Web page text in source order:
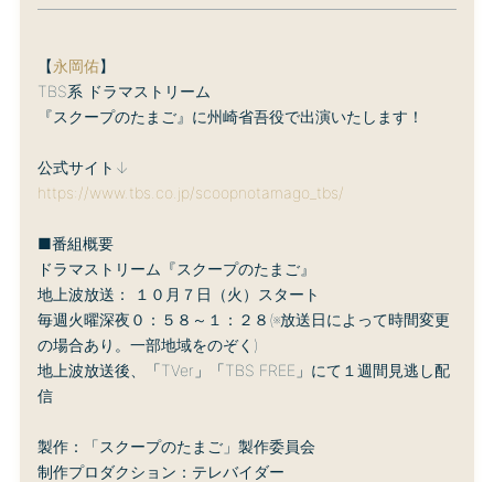
【永岡佑】
TBS系 ドラマストリーム
『スクープのたまご』に州崎省吾役で出演いたします！
公式サイト↓
https://www.tbs.co.jp/scoopnotamago_tbs/
■番組概要
ドラマストリーム『スクープのたまご』
地上波放送： １０月７日（火）スタート
毎週火曜深夜０：５８～１：２８(※放送日によって時間変更
の場合あり。一部地域をのぞく)
地上波放送後、「TVer」「TBS FREE」にて１週間見逃し配
信
製作：「スクープのたまご」製作委員会
制作プロダクション：テレバイダー